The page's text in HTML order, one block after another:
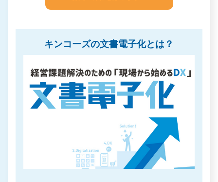
キンコーズの文書電子化とは？